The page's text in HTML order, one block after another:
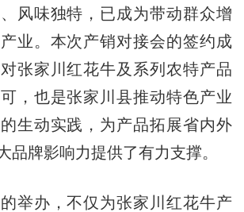
风味独特，已成为带动群众增
业。本次产销对接会的签约成
张家川红花牛及系列农特产品
，也是张家川县推动特色产业
生动实践，为产品拓展省内外
品牌影响力提供了有力支撑。
办，不仅为张家川红花牛产